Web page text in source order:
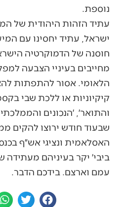
נוספת.
עתיד הזהות היהודית של
ישראל, עתיד יחסינו עם
חוסנה של הדמוקרטיה
מחייבים בעיניי הצבעה
הלאומי. אסור להתפתות
קיקיוניות או ללכת שבי
והתואר׳, ׳הנכונים
שבעוד חודש ירוצו להקים
האסלאמית ונציגי אש״ף
ביבי׳ יקר בעיניהם מעתידה
עמם וארצם. בידכם הדבר.